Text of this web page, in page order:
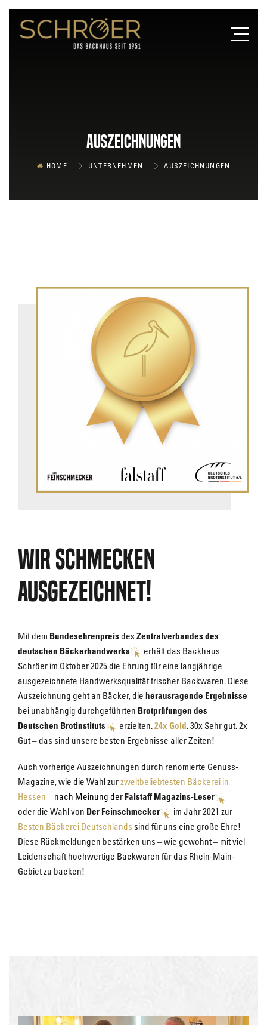
Auszeichnungen
HOME UNTERNEHMEN AUSZEICHNUNGEN
Wir schmecken
ausgezeichnet!
Mit dem Bundesehrenpreisdes Zentralverbandes des
deutschen Bäckerhandwerks
erhält das Backhaus
Schröer im Oktober 2025 die Ehrung für eine langjährige
ausgezeichnete Handwerksqualität frischer Backwaren. Diese
Auszeichnung geht an Bäcker, die herausragende Ergebnisse
bei unabhängig durchgeführten Brotprüfungen des
Deutschen Brotinstituts
erzielten.24x Gold,30x Sehr gut, 2x
Gut– das sind unsere besten Ergebnisse aller Zeiten!
Auch vorherige Auszeichnungen durch renomierte Genuss-
Magazine, wie die Wahl zurzweitbeliebtesten Bäckerei in
Hessen – nach Meinung der Falstaff Magazins-Leser
–
oder die Wahl von Der Feinschmecker
im Jahr 2021 zur
Besten Bäckerei Deutschlands sind für uns eine große Ehre!
Diese Rückmeldungen bestärken uns – wie gewohnt – mit viel
Leidenschaft hochwertige Backwaren für das Rhein-Main-
Gebiet zu backen!